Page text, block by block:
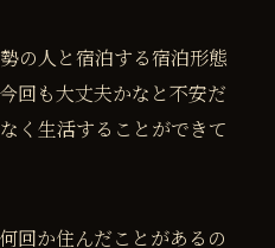
の人と宿泊する宿泊形態
回も大丈夫かなと不安だ
く生活することができて
回か住んだことがあるの